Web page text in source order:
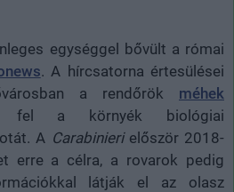
egységgel bővült a római
. A hírcsatorna értesülései
a rendőrök méhek
fel a környék biológiai
A Carabinieri először 2018-
erre a célra, a rovarok pedig
látják el az olasz